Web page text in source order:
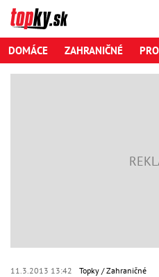
DOMÁCE ZAHRANIČNÉ
11.3.2013 13:42 Topky Zahraničné